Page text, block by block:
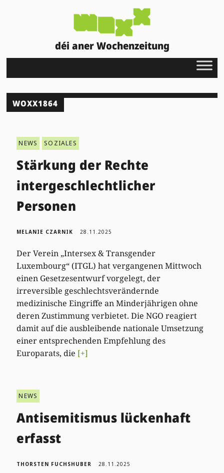
déi aner Wochenzeitung
WOXX1864
NEWS SOZIALES
Stärkung der Rechte
intergeschlechtlicher
Personen
MELANIE CZARNIK 28.11.2025
Der Verein „Intersex & Transgender
Luxembourg“ (ITGL) hat vergangenen Mittwoch
einen Gesetzesentwurf vorgelegt, der
irreversible geschlechtsverändernde
medizinische Eingriffe an Minderjährigen ohne
deren Zustimmung verbietet. Die NGO reagiert
damit auf die ausbleibende nationale Umsetzung
einer entsprechenden Empfehlung des
Europarats, die [+]
NEWS
Antisemitismus lückenhaft
erfasst
THORSTEN FUCHSHUBER 28.11.2025